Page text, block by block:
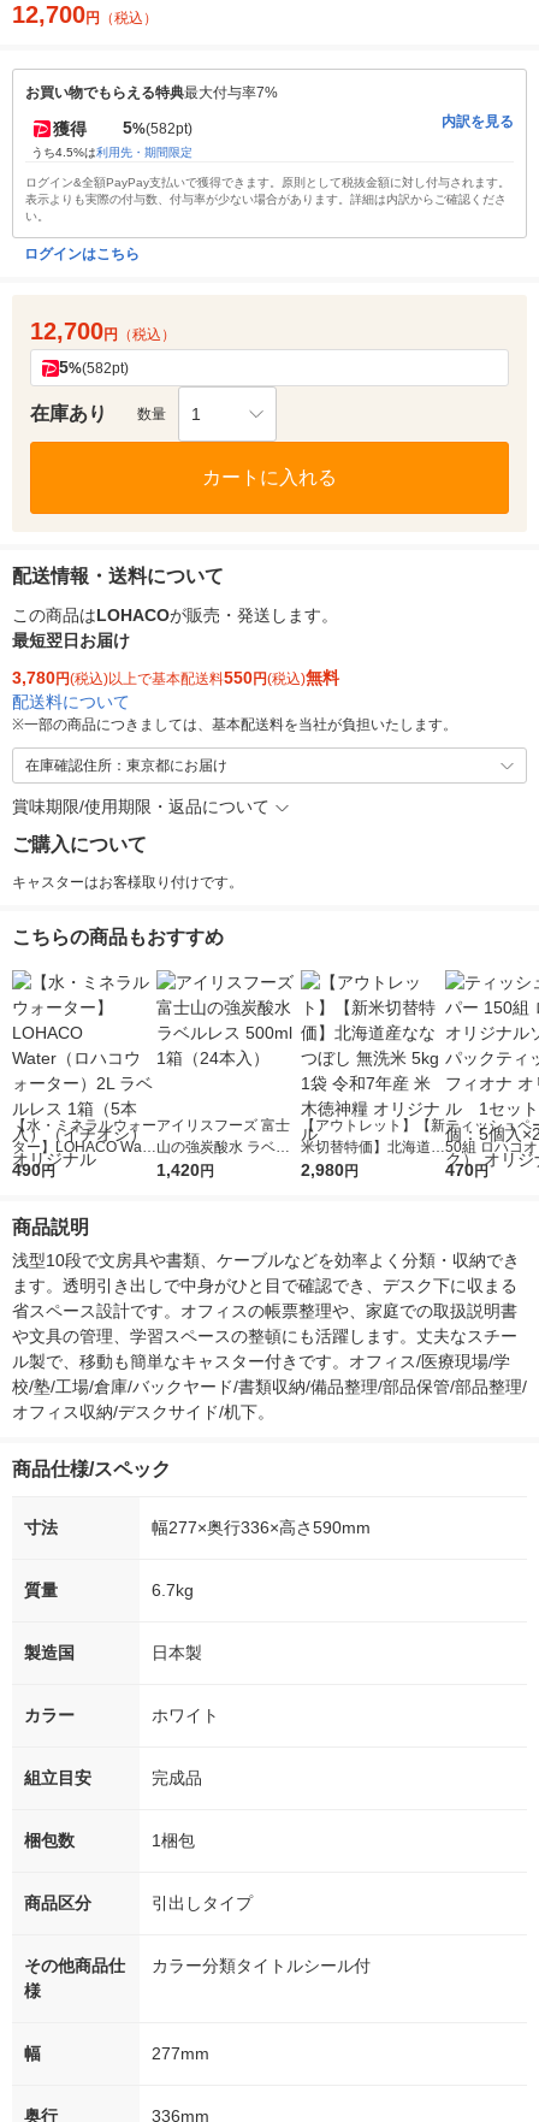
12,700円 （税込）
お買い物でもらえる特典最大付与率7%
獲得 5%(582pt)
うち4.5%は利用先・期間限定
内訳を見る
ログイン&全額PayPay支払いで獲得できます。原則として税抜金額に対し付与されます。
表示よりも実際の付与数、付与率が少ない場合があります。詳細は内訳からご確認くださ
い。
ログインはこちら
12,700円 （税込）
5%(582pt)
在庫あり 数量 1
カートに入れる
配送情報・送料について
この商品はLOHACOが販売・発送します。
最短翌日お届け
3,780円(税込)以上で基本配送料550円(税込)無料
配送料について
※一部の商品につきましては、基本配送料を当社が負担いたします。
在庫確認住所：東京都にお届け
賞味期限/使用期限・返品について
ご購入について
キャスターはお客様取り付けです。
こちらの商品もおすすめ
【水・ミネラルウォー
ター】LOHACO Wate
r（ロハコウォータ
シ） オリジナル
490円
アイリスフーズ 富士
山の強炭酸水 ラベル
レス 500ml 1箱（24
1,420円
【アウトレット】【新
米切替特価】北海道産
ななつぼし 無洗米 5k
2,980円
ティッシュペ
50組 ロハコ
ルソフトパッ
オリジナル
470円
商品説明
浅型10段で文房具や書類、ケーブルなどを効率よく分類・収納でき
ます。透明引き出しで中身がひと目で確認でき、デスク下に収まる
省スペース設計です。オフィスの帳票整理や、家庭での取扱説明書
や文具の管理、学習スペースの整頓にも活躍します。丈夫なスチー
ル製で、移動も簡単なキャスター付きです。オフィス/医療現場/学
校/塾/工場/倉庫/バックヤード/書類収納/備品整理/部品保管/部品整理/
オフィス収納/デスクサイド/机下。
商品仕様/スペック
寸法 幅277×奥行336×高さ590mm
質量 6.7kg
製造国 日本製
カラー ホワイト
組立目安 完成品
梱包数 1梱包
商品区分 引出しタイプ
その他商品仕
様
カラー分類タイトルシール付
幅 277mm
奥行 336mm